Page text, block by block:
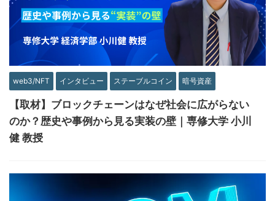
web3/NFT インタビュー ステーブルコイン 暗号資産
【取材】ブロックチェーンはなぜ社会に広がらない
のか？歴史や事例から見る実装の壁｜専修大学 小川
健 教授